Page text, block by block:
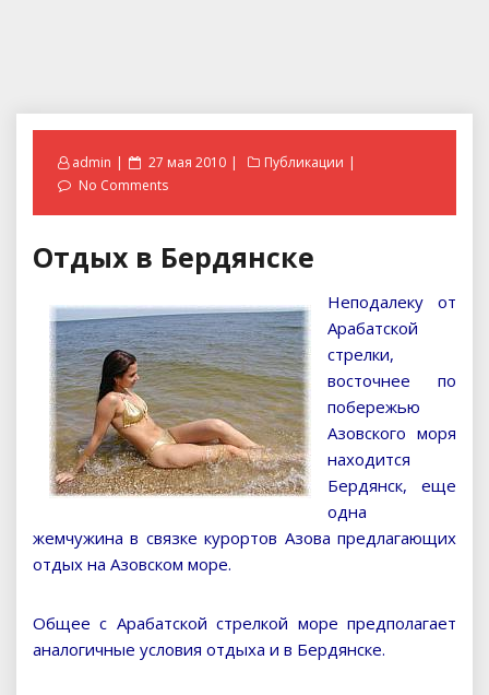
admin
Posted
on
27 мая 2010
Публикации
No Comments
Отдых в Бердянске
Неподалеку от
Арабатской
стрелки,
восточнее по
побережью
Азовского моря
находится
Бердянск, еще
одна
жемчужина в связке курортов Азова предлагающих
отдых на Азовском море.
Общее с Арабатской стрелкой море предполагает
аналогичные условия отдыха и в Бердянске.